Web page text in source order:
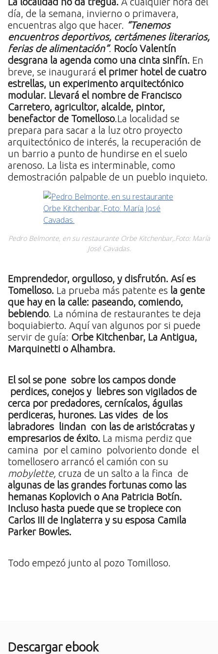
día, de la semana, invierno o primavera,
encuentras algo que hacer. “Tenemos
encuentros deportivos, certámenes literarios,
ferias de alimentación”. Rocío Valentín
desgrana la agenda como una cinta sinfín. En
breve, se inaugurará el primer hotel de cuatro
estrellas, un experimento arquitectónico
modular. Llevará el nombre de Francisco
Carretero, agricultor, alcalde, pintor,
benefactor de Tomelloso.La localidad se
prepara para sacar a la luz otro proyecto
arquitectónico de interés, la recuperación de
un barrio a punto de hundirse en el suelo
arenoso. La lista es interminable, como
demostración palpable de un pueblo inquieto.
Pedro Belmonte, en su restaurante Orbe Kitchenbar,.Foto: María
José Cavadas.
Emprendedor, orgulloso, y disfrutón. Así es
Tomelloso. La prueba más patente es la gente
que hay en la calle: paseando, comiendo,
bebiendo . La nómina de restaurantes te deja
boquiabierto. Aquí van algunos por si puede
servir de guía: Orbe Kitchenbar, La Antigua,
Marquinetti o Alhambra.
El sol se pone sobre los campos donde
perdices, conejos y liebres son vigilados de
cerca por predadores, cernícalos, águilas
perdiceras, hurones. Las vides de los
labradores lindan con las de aristócratas y
empresarios de éxito. La misma perdiz que
camina por el camino polvoriento donde el
tomellosero arrancó el camión con su
mobylette, cruza de un salto a la finca de
algunas de las grandes fortunas como las
hemanas Koplovich o Ana Patricia Botín.
Incluso hasta puede que se tropiece con
Carlos III de Inglaterra y su esposa Camila
Parker Bowles.
Todo empezó junto al pozo Tomilloso.
Descargar ebook